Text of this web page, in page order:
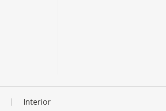
Interior